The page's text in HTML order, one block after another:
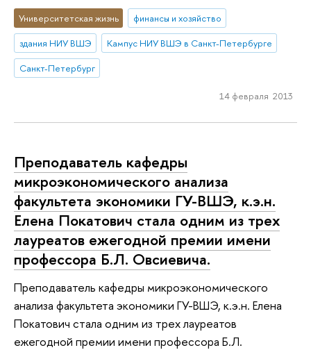
Университетская жизнь
финансы и хозяйство
здания НИУ ВШЭ
Кампус НИУ ВШЭ в Санкт-Петербурге
Санкт-Петербург
14 февраля 2013
Преподаватель кафедры
микроэкономического анализа
факультета экономики ГУ-ВШЭ, к.э.н.
Елена Покатович стала одним из трех
лауреатов ежегодной премии имени
профессора Б.Л. Овсиевича.
Преподаватель кафедры микроэкономического
анализа факультета экономики ГУ-ВШЭ, к.э.н. Елена
Покатович стала одним из трех лауреатов
ежегодной премии имени профессора Б.Л.